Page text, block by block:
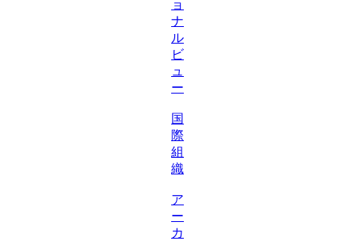
ョ
ナ
ル
ビ
ュ
ー
国
際
組
織
ア
ー
カ